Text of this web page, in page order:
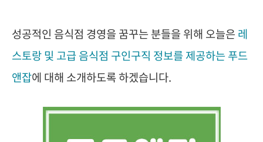
성공적인 음식점 경영을 꿈꾸는 분들을 위해 오늘은 레
스토랑 및 고급 음식점 구인구직 정보를 제공하는 푸드
앤잡에 대해 소개하도록 하겠습니다.